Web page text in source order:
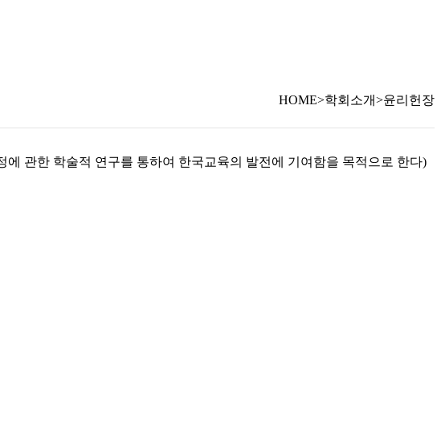
HOME>학회소개>윤리헌장
관한 학술적 연구를 통하여 한국교육의 발전에 기여함을 목적으로 한다)